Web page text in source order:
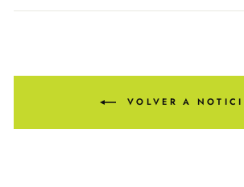
Facebook
VOLVER A